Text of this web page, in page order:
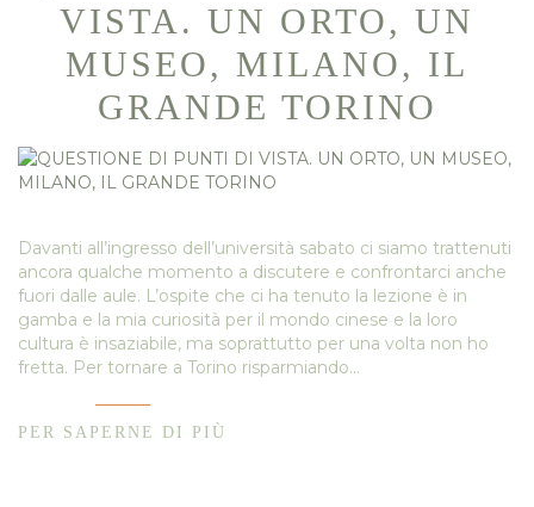
VISTA. UN ORTO, UN
MUSEO, MILANO, IL
GRANDE TORINO
Davanti all’ingresso dell’università sabato ci siamo trattenuti
ancora qualche momento a discutere e confrontarci anche
fuori dalle aule. L’ospite che ci ha tenuto la lezione è in
gamba e la mia curiosità per il mondo cinese e la loro
cultura è insaziabile, ma soprattutto per una volta non ho
fretta. Per tornare a Torino risparmiando…
PER SAPERNE DI PIÙ